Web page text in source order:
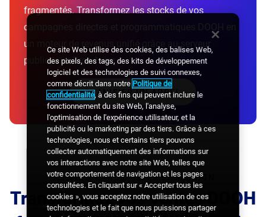
fragmentés. Transformez les stocks de vos
campagnes directes et programmatiques DOOH en
un moteur de revenus unifié grâce au serveur
publicitaire Broadsign.
PLANIFIER UN APPEL
SERVEUR PUBLICITAIRE BROADSIGN
Transformez vos ventes DOOH
Ce site Web utilise des cookies, des balises Web,
des pixels, des tags, des kits de développement
logiciel et des technologies de suivi connexes,
comme décrit dans notre Politique de
confidentialité, à des fins qui peuvent inclure le
fonctionnement du site Web, l'analyse,
l'optimisation de l'expérience utilisateur, et la
publicité ou le marketing par des tiers. Grâce à ces
technologies, nous et certains tiers pouvons
collecter automatiquement des informations sur
vos interactions avec notre site Web, telles que
votre comportement de navigation et les pages
consultées. En cliquant sur « Accepter tous les
cookies », vous acceptez notre utilisation de ces
technologies et le fait que nous puissions partager